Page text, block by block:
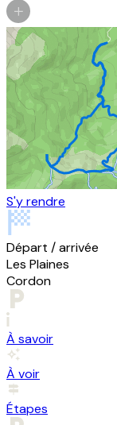
S'y rendre
Départ / arrivée
Les Plaines
Cordon
À savoir
À voir
Étapes